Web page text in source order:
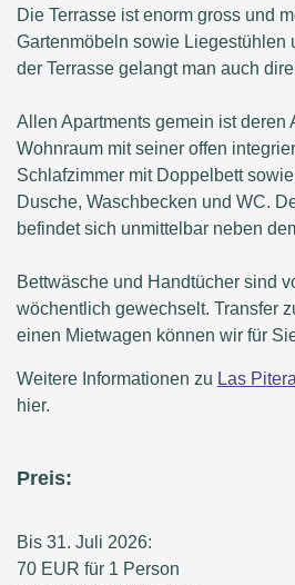
Die Terrasse ist enorm gross und
Gartenmöbeln sowie Liegestühlen
der Terrasse gelangt man auch
Allen Apartments gemein ist deren
Wohnraum mit seiner offen
Schlafzimmer mit Doppelbett
Dusche, Waschbecken und WC.
befindet sich unmittelbar neben
Bettwäsche und Handtücher sind
wöchentlich gewechselt. Transfer
einen Mietwagen können wir für
Weitere Informationen zu Las
hier.
Preis:
Bis 31. Juli 2026:
70 EUR für 1 Person